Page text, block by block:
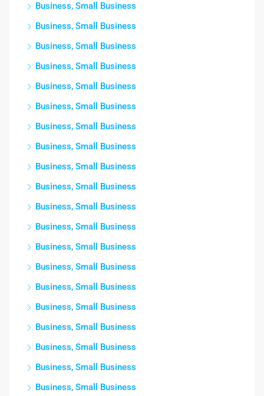
Business, Small Business
Business, Small Business
Business, Small Business
Business, Small Business
Business, Small Business
Business, Small Business
Business, Small Business
Business, Small Business
Business, Small Business
Business, Small Business
Business, Small Business
Business, Small Business
Business, Small Business
Business, Small Business
Business, Small Business
Business, Small Business
Business, Small Business
Business, Small Business
Business, Small Business
Business, Small Business